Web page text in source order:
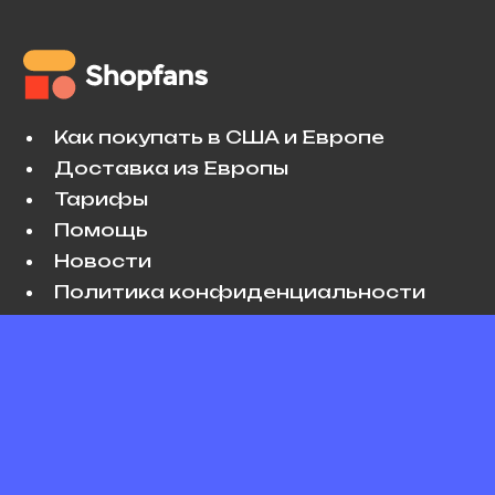
Как покупать в США и Европе
Доставка из Европы
Тарифы
Помощь
Новости
Политика конфиденциальности